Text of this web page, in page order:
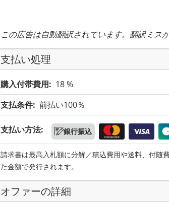
この広告は自動翻訳されています。翻訳ミス
支払い処理
購入付帯費用: 18 %
支払条件: 前払い100％
支払い方法: 銀行振込
請求書は最高入札額に分解／積込費用や送料、付随
た金額で発行されます。
オファーの詳細